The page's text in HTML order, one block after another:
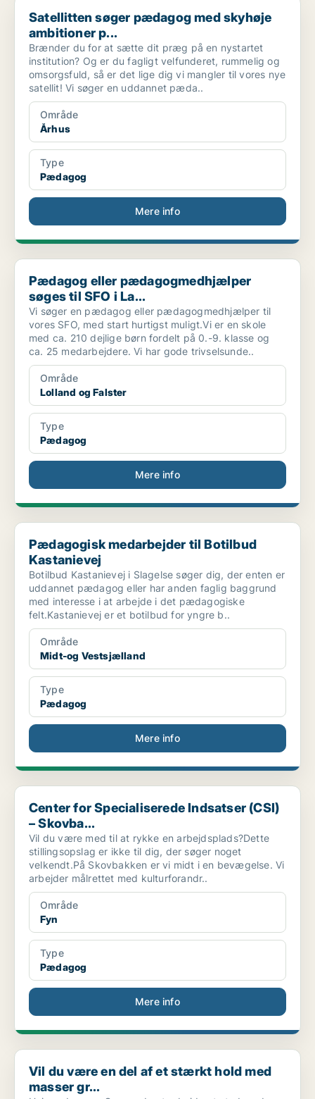
Satellitten søger pædagog med skyhøje
ambitioner p...
Brænder du for at sætte dit præg på en nystartet
institution? Og er du fagligt velfunderet, rummelig og
omsorgsfuld, så er det lige dig vi mangler til vores nye
satellit! Vi søger en uddannet pæda..
Område
Århus
Type
Pædagog
Mere info
Pædagog eller pædagogmedhjælper søges til SFO i La...
Pædagog eller pædagogmedhjælper
søges til SFO i La...
Vi søger en pædagog eller pædagogmedhjælper til
vores SFO, med start hurtigst muligt.Vi er en skole
med ca. 210 dejlige børn fordelt på 0.-9. klasse og
ca. 25 medarbejdere. Vi har gode trivselsunde..
Område
Lolland og Falster
Type
Pædagog
Mere info
Pædagogisk medarbejder til Botilbud Kastanievej
Pædagogisk medarbejder til Botilbud
Kastanievej
Botilbud Kastanievej i Slagelse søger dig, der enten er
uddannet pædagog eller har anden faglig baggrund
med interesse i at arbejde i det pædagogiske
felt.Kastanievej er et botilbud for yngre b..
Område
Midt-og Vestsjælland
Type
Pædagog
Mere info
Center for Specialiserede Indsatser (CSI) – Skovba...
Center for Specialiserede Indsatser (CSI)
– Skovba...
Vil du være med til at rykke en arbejdsplads?Dette
stillingsopslag er ikke til dig, der søger noget
velkendt.På Skovbakken er vi midt i en bevægelse. Vi
arbejder målrettet med kulturforandr..
Område
Fyn
Type
Pædagog
Mere info
Vil du være en del af et stærkt hold med masser gr...
Vil du være en del af et stærkt hold med
masser gr...